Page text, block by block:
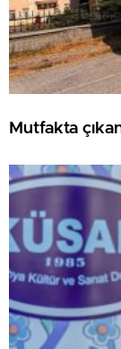
Mutfakta